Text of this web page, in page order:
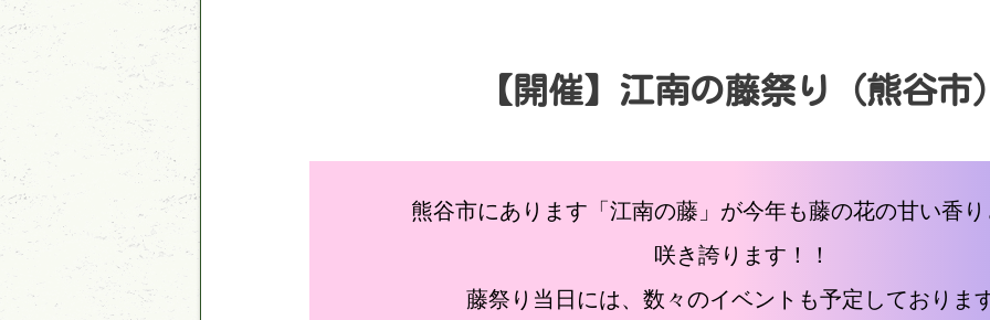
【開催】江南の藤祭り（熊谷市
熊谷市にあります「江南の藤」が今年も藤の花の甘い香
咲き誇ります！！
藤祭り当日には、数々のイベントも予定しておりま